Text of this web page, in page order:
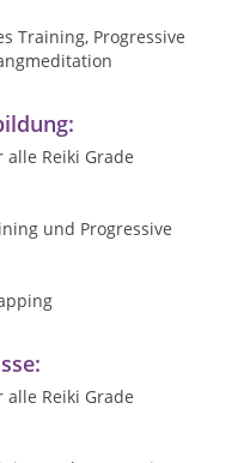
Training, Progressive
Reiki Grade
und Progressive
Reiki Grade